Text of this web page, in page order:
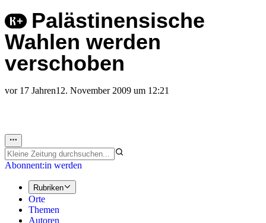
Palästinensische
Wahlen werden
verschoben
vor 17 Jahren12. November 2009 um 12:21
Abonnent:in werden
Rubriken
Orte
Themen
Autoren